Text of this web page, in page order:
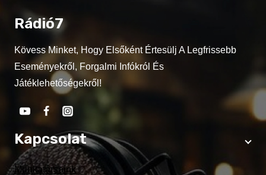
Rádió7
Kövess Minket, Hogy Elsőként Értesülj A Legfrissebb
Eseményekről, Forgalmi Infókról És
Játéklehetőségekről!
Kapcsolat
Munkatársaink